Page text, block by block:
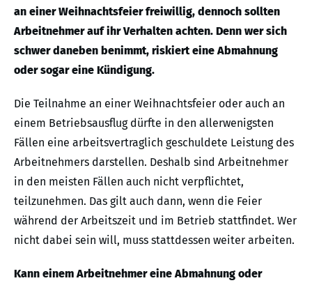
an einer Weihnachtsfeier freiwillig, dennoch sollten
Arbeitnehmer auf ihr Verhalten achten. Denn wer sich
schwer daneben benimmt, riskiert eine Abmahnung
oder sogar eine Kündigung.
Die Teilnahme an einer Weihnachtsfeier oder auch an
einem Betriebsausflug dürfte in den allerwenigsten
Fällen eine arbeitsvertraglich geschuldete Leistung des
Arbeitnehmers darstellen. Deshalb sind Arbeitnehmer
in den meisten Fällen auch nicht verpflichtet,
teilzunehmen. Das gilt auch dann, wenn die Feier
während der Arbeitszeit und im Betrieb stattfindet. Wer
nicht dabei sein will, muss stattdessen weiter arbeiten.
Kann einem Arbeitnehmer eine Abmahnung oder